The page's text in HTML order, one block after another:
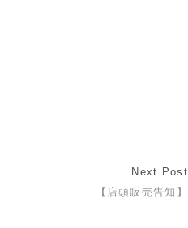
Next Post
【店頭販売告知】